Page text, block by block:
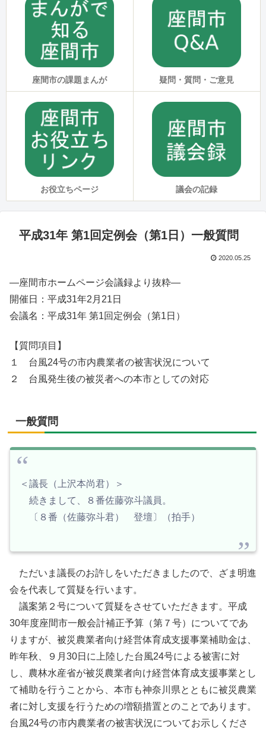
座間市の課題まんが 疑問・質問・ご意見
お役立ちページ 議会の記録
平成31年 第1回定例会（第1日）一般質問
2020.05.25
—座間市ホームページ会議録より抜粋—
開催日：平成31年2月21日
会議名：平成31年 第1回定例会（第1日）
【質問項目】
１ 台風24号の市内農業者の被害状況について
２ 台風発生後の被災者への本市としての対応
一般質問
＜議長（上沢本尚君）＞
続きまして、８番佐藤弥斗議員。
〔８番（佐藤弥斗君） 登壇〕（拍手）
ただいま議長のお許しをいただきましたので、ざま明進
会を代表して質疑を行います。
議案第２号について質疑をさせていただきます。平成
30年度座間市一般会計補正予算（第７号）についてであ
りますが、被災農業者向け経営体育成支援事業補助金は、
昨年秋、９月30日に上陸した台風24号による被害に対
し、農林水産省が被災農業者向け経営体育成支援事業とし
て補助を行うことから、本市も神奈川県とともに被災農業
者に対し支援を行うための増額措置とのことであります。
台風24号の市内農業者の被害状況についてお示しくださ